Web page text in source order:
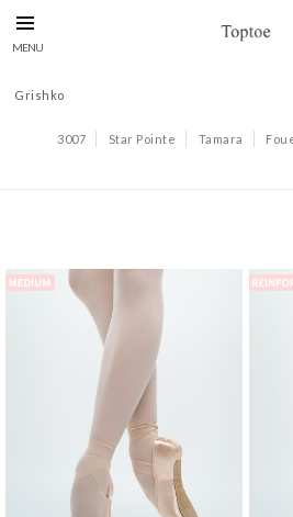
Grishko
3007 Star Pointe Tamara